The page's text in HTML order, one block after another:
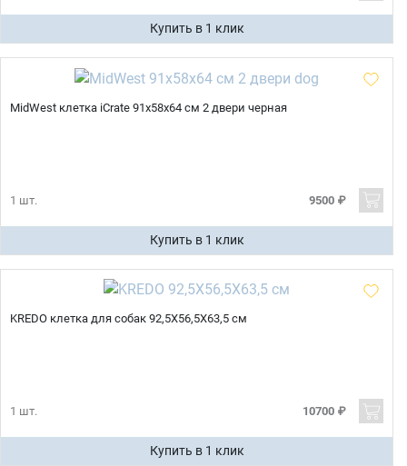
Купить в 1 клик
MidWest клетка iCrate 91х58х64 см 2 двери черная
1 шт. 9500 ₽
Купить в 1 клик
KREDO клетка для собак 92,5Х56,5Х63,5 см
1 шт. 10700 ₽
Купить в 1 клик